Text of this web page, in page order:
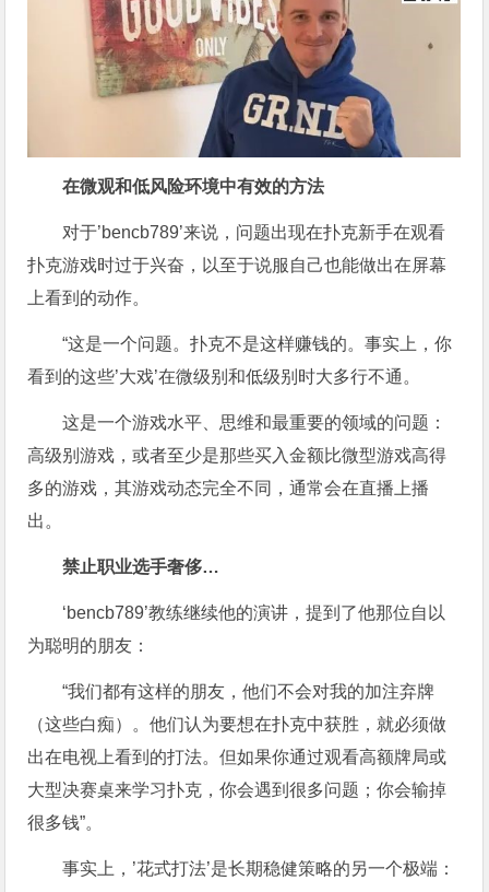
在微观和低风险环境中有效的方法
对于’bencb789’来说，问题出现在扑克新手在观看
扑克游戏时过于兴奋，以至于说服自己也能做出在屏幕
上看到的动作。
“这是一个问题。扑克不是这样赚钱的。事实上，你
看到的这些’大戏’在微级别和低级别时大多行不通。
这是一个游戏水平、思维和最重要的领域的问题：
高级别游戏，或者至少是那些买入金额比微型游戏高得
多的游戏，其游戏动态完全不同，通常会在直播上播
出。
禁止职业选手奢侈…
‘bencb789’教练继续他的演讲，提到了他那位自以
为聪明的朋友：
“我们都有这样的朋友，他们不会对我的加注弃牌
（这些白痴）。他们认为要想在扑克中获胜，就必须做
出在电视上看到的打法。但如果你通过观看高额牌局或
大型决赛桌来学习扑克，你会遇到很多问题；你会输掉
很多钱”。
事实上，’花式打法’是长期稳健策略的另一个极端：